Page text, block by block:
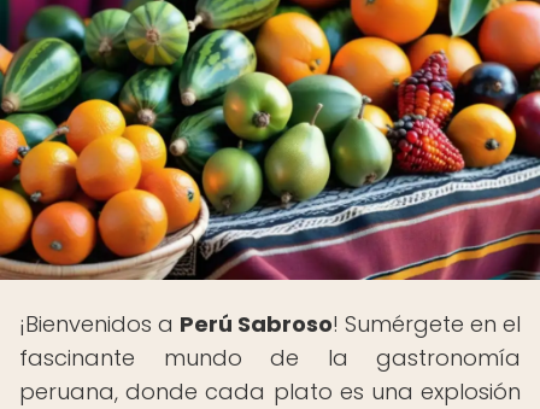
¡Bienvenidos a Perú Sabroso! Sumérgete en el
fascinante mundo de la gastronomía
peruana, donde cada plato es una explosión